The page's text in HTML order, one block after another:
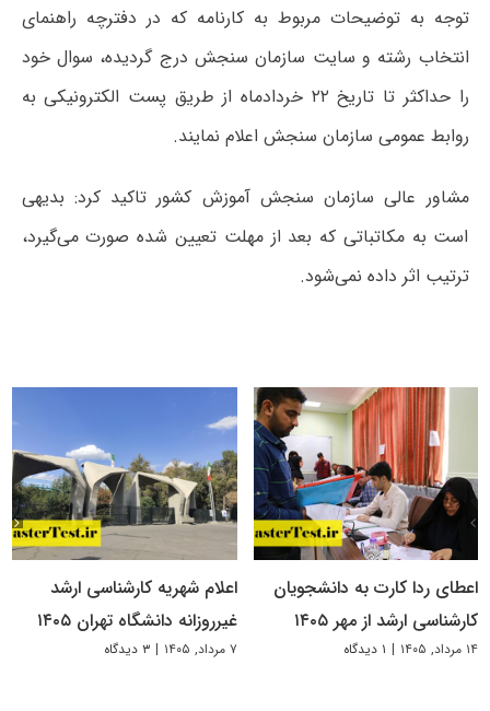
توجه به توضیحات مربوط به کارنامه که در دفترچه راهنمای
انتخاب رشته و سایت سازمان سنجش درج گردیده، سوال خود
را حداکثر تا تاریخ ۲۲ خردادماه از طریق پست الکترونیکی به
روابط عمومی سازمان سنجش اعلام نمایند.
مشاور عالی سازمان سنجش آموزش کشور تاکید کرد: بدیهی
است به مکاتباتی که بعد از مهلت تعیین شده صورت می‌گیرد،
ترتیب اثر داده نمی‌شود.
اعطای ردا کارت به دانشجویان
کارشناسی ارشد از مهر ۱۴۰۵
۱۴ مرداد, ۱۴۰۵ | ۱ دیدگاه
اعلام شهریه کارشناسی ارشد
غیرروزانه دانشگاه تهران ۱۴۰۵
۷ مرداد, ۱۴۰۵ | ۳ دیدگاه